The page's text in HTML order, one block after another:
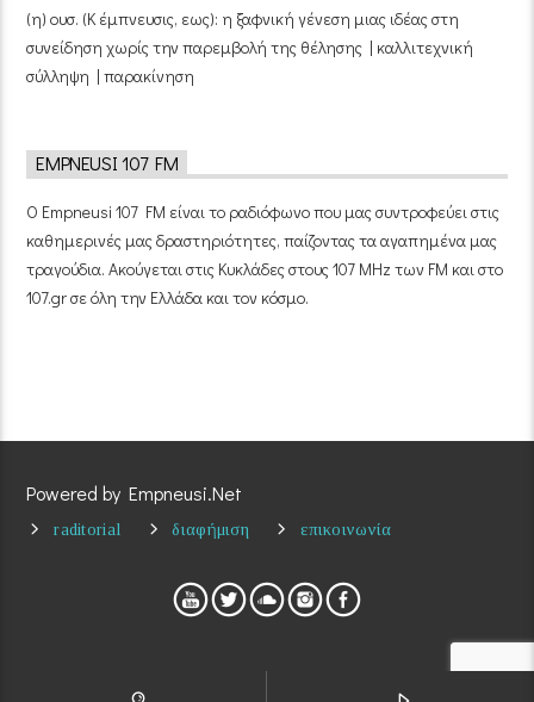
(η) ουσ. (Κ έμπνευσις, εως): η ξαφνική γένεση μιας ιδέας στη
συνείδηση χωρίς την παρεμβολή της θέλησης | καλλιτεχνική
σύλληψη | παρακίνηση
EMPNEUSI 107 FM
Ο Empneusi 107 FM είναι το ραδιόφωνο που μας συντροφεύει στις
καθημερινές μας δραστηριότητες, παίζοντας τα αγαπημένα μας
τραγούδια. Ακούγεται στις Κυκλάδες στους 107 MHz των FM και στο
107.gr σε όλη την Ελλάδα και τον κόσμο.
Powered by Empneusi.Net
raditorial διαφήμιση επικοινωνία